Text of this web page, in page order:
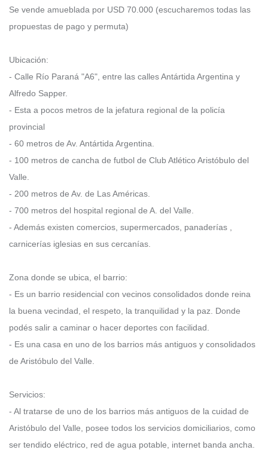
Se vende amueblada por USD 70.000 (escucharemos todas las
propuestas de pago y permuta)
Ubicación:
- Calle Río Paraná "A6", entre las calles Antártida Argentina y
Alfredo Sapper.
- Esta a pocos metros de la jefatura regional de la policía
provincial
- 60 metros de Av. Antártida Argentina.
- 100 metros de cancha de futbol de Club Atlético Aristóbulo del
Valle.
- 200 metros de Av. de Las Américas.
- 700 metros del hospital regional de A. del Valle.
- Además existen comercios, supermercados, panaderías ,
carnicerías iglesias en sus cercanías.
Zona donde se ubica, el barrio:
- Es un barrio residencial con vecinos consolidados donde reina
la buena vecindad, el respeto, la tranquilidad y la paz. Donde
podés salir a caminar o hacer deportes con facilidad.
- Es una casa en uno de los barrios más antiguos y consolidados
de Aristóbulo del Valle.
Servicios:
- Al tratarse de uno de los barrios más antiguos de la cuidad de
Aristóbulo del Valle, posee todos los servicios domiciliarios, como
ser tendido eléctrico, red de agua potable, internet banda ancha.